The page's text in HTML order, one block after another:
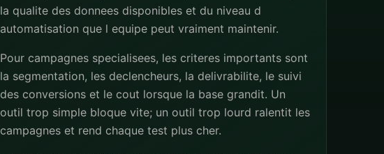
la qualite des donnees disponibles et du niveau d
automatisation que l equipe peut vraiment maintenir.
Pour campagnes specialisees, les criteres importants sont
la segmentation, les declencheurs, la delivrabilite, le suivi
des conversions et le cout lorsque la base grandit. Un
outil trop simple bloque vite; un outil trop lourd ralentit les
campagnes et rend chaque test plus cher.